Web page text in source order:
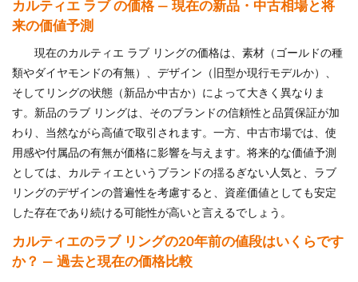
カルティエ ラブ の価格 — 現在の新品・中古相場と将
来の価値予測
現在のカルティエ ラブ リングの価格は、素材（ゴールドの種
類やダイヤモンドの有無）、デザイン（旧型か現行モデルか）、
そしてリングの状態（新品か中古か）によって大きく異なりま
す。新品のラブ リングは、そのブランドの信頼性と品質保証が加
わり、当然ながら高値で取引されます。一方、中古市場では、使
用感や付属品の有無が価格に影響を与えます。将来的な価値予測
としては、カルティエというブランドの揺るぎない人気と、ラブ
リングのデザインの普遍性を考慮すると、資産価値としても安定
した存在であり続ける可能性が高いと言えるでしょう。
カルティエのラブ リングの20年前の値段はいくらです
か？ — 過去と現在の価格比較